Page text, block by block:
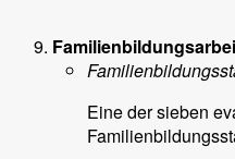
Eine der sieben